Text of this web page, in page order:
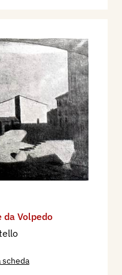
da Volpedo
scheda